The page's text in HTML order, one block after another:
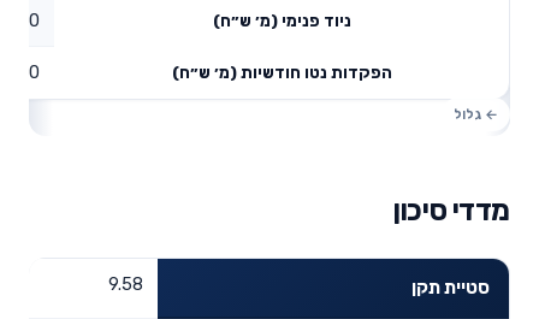
ניוד פנימי (מ׳ ש״ח) 0
הפקדות נטו חודשיות (מ׳ ש״ח) 0
מדדי סיכון
סטיית תקן 9.58